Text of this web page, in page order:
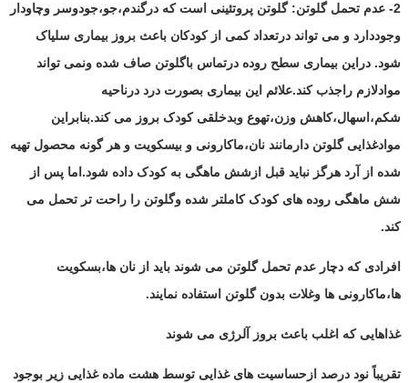
2- عدم تحمل گلوتن: گلوتن پروتئینی است که درگندم،جو،جودوسر وچاودار
وجوددارد و می تواند درتعداد کمی از کودکان باعث بروز بیماری سلیاک
شود. دراین بیماری سطح روده درتماس باگلوتن صاف شده ونمی تواند
موادلازم راجذب کند.علائم این بیماری بصورت درد درناحیه
شکم،اسهال،کاهش وزن،تهوع وبدخلقی کودک بروز می کند.بنابراین
موادغذایی گلوتن دارمانند نان،ماکارونی و بیسکویت و هر گونه محصول تهیه
شده از آرد هرگز نباید قبل ازشش ماهگی به کودک داده شود.اما پس از
شش ماهگی روده های کودک کاملتر شده وگلوتن را راحت تر تحمل می
کند.
افرادی که دچار عدم تحمل گلوتن می شوند باید از نان ها،بسکویت
ها،ماکارونی ها وغلات بدون گلوتن استفاده نمایند.
غذاهایی که اغلب باعث بروز آلرژی می شوند
تقریباً نود درصد ازحساسیت های غذایی توسط هشت ماده غذایی زیر بوجود